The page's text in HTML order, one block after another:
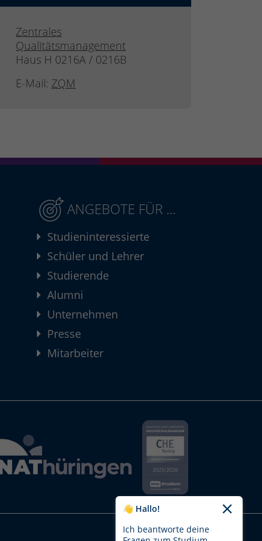
Zentrales
Qualitätsmanagement
Haus H 0216A / 0216B
E-Mail: ZQM
ANGEBOTE FÜR ...
Studieninteressierte
Schüler und Lehrer
Studierende
Alumni
Unternehmen
Presse
Mitarbeiter
👋 Hallo!
Ich beantworte deine